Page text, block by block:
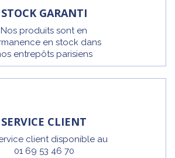
STOCK GARANTI
Nos produits sont en
en stock dans
entrepôts parisiens
SERVICE CLIENT
client disponible au
01 69 53 46 70